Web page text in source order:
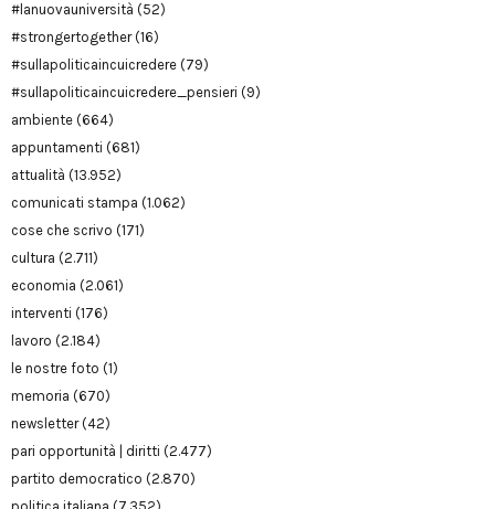
#lanuovauniversità (52)
#strongertogether(16)
#sullapoliticaincuicredere (79)
#sullapoliticaincuicredere_pensieri (9)
ambiente (664)
appuntamenti (681)
attualità (13.952)
comunicati stampa (1.062)
cose che scrivo (171)
cultura (2.711)
economia (2.061)
interventi (176)
lavoro (2.184)
le nostre foto (1)
memoria (670)
newsletter(42)
pari opportunità | diritti (2.477)
partito democratico (2.870)